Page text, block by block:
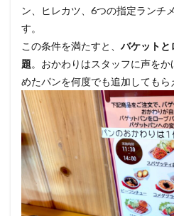
ン、ヒレカツ、6つの指定ランチ
す。
この条件を満たすと、 バケットと
題。おかわりはスタッフに声を
めたパンを何度でも追加してもら